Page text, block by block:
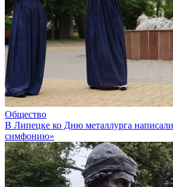
Общество
В Липецке ко Дню металлурга
симфонию»